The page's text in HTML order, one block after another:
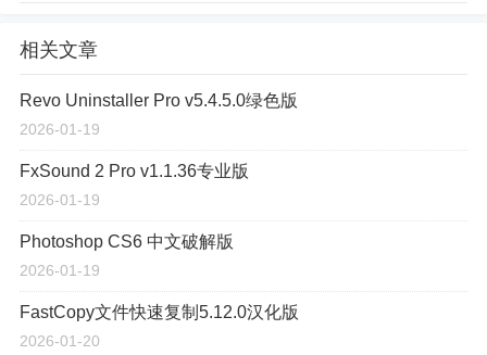
相关文章
Revo Uninstaller Pro v5.4.5.0绿色版
2026-01-19
FxSound 2 Pro v1.1.36专业版
2026-01-19
Photoshop CS6 中文破解版
2026-01-19
FastCopy文件快速复制5.12.0汉化版
2026-01-20